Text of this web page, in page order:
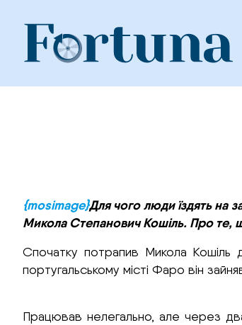
content
{mosimage}Для чого люди їздять на
Микола Степанович Кошіль. Про те,
Спочатку потрапив Микола Кошіль
португальському місті Фаро він
Працював нелегально, але через